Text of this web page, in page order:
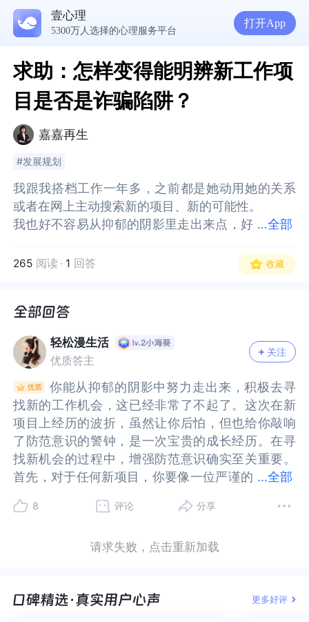
壹心理
5300万人选择的心理服务平台
打开App
求助：怎样变得能明辨新工作项
目是否是诈骗陷阱？
嘉嘉再生
#发展规划
...全部
我跟我搭档工作一年多，之前都是她动用她的关系
或者在网上主动搜索新的项目、新的可能性。
我也好不容易从抑郁的阴影里走出来点，好
排除掉很多一看就不赚钱的新项目。
的，但是我知道这老板重心不在这。我被他一个看
似来钱快只是出点力气而不用太费劲的项目特感兴
趣。
这可以给客户更多红包，从而提高商家的翻台率。
项目是把餐饮店里的绑定网上支付方式，点餐码改
成以碰一碰为主的点餐码，更换之后，客户碰一碰
还是进入到点餐小程序，最后客户也支付给商家。
这是按单结算，也没有后续流水分润。
做手脚，可能前十天的款能到商家这，后面款向流
我伙伴问：那店家问你做什么，你说你在收钱吧工
我跟我搭档工作一年多，之前都是她动用她的关系
或者在网上主动搜索新的项目、新的可能性。
我也好不容易从抑郁的阴影里走出来点，好不容易
很多一看就不赚钱的新项目。
的，但是我知道这老板重心不在这。我被他一个看
似来钱快只是出点力气而不用太费劲的项目特感兴
趣。
这可以给客户更多红包，从而提高商家的翻台率。
项目是把餐饮店里的绑定网上支付方式，点餐码改
成以碰一碰为主的点餐码，更换之后，客户碰一碰
还是进入到点餐小程序，最后客户也支付给商家。
这是按单结算，也没有后续流水分润。
做手脚，可能前十天的款能到商家这，后面款向流
我伙伴问：那店家问你做什么，你说你在收钱吧工
265 阅读 · 1 回答 收藏
轻松漫生活
优质答主
关注
...全部
你能从抑郁的阴影中努力走出来，积极去寻
找新的工作机会，这已经非常了不起了。这次在新
项目上经历的波折，虽然让你后怕，但也给你敲响
了防范意识的警钟，是一次宝贵的成长经历。在寻
找新机会的过程中，增强防范意识确实至关重要。
首先，对于任何新项目，你要像一位严谨的
仅凭借对方的口头承诺或者表面的展示就轻易相
如查看公司的注册信息，了解其成立时间、经营范
该公司的评价和报道，看看有没有负面信息或者投
找新的工作机会，这已经非常了不起了。这次在新
项目上经历的波折，虽然让你后怕，但也给你敲响
了防范意识的警钟，是一次宝贵的成长经历。在寻
找新机会的过程中，增强防范意识确实至关重要。
首先，对于任何新项目，你要像一位严谨的侦探一
对方的口头承诺或者表面的展示就轻易相信。可以
司的注册信息，了解其成立时间、经营范围、股东
评价和报道，看看有没有负面信息或者投诉。像这
8 评论 分享
请求失败，点击重新加载
更多好评